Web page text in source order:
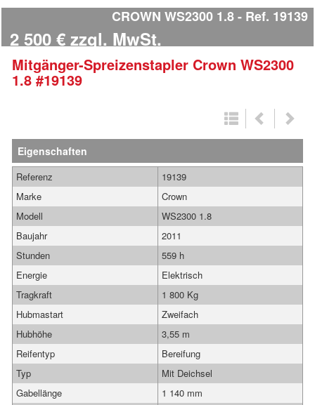
CROWN WS2300 1.8 Ref. 19139
2 500 € zzgl. MwSt.
Mitgänger-Spreizenstapler Crown WS2300
1.8#19139
Eigenschaften
Referenz
19139
Marke
Crown
Modell
WS2300 1.8
Baujahr
2011
Stunden
559 h
Energie
Elektrisch
Tragkraft
1 800 Kg
Hubmastart
Zweifach
Hubhöhe
3,55 m
Reifentyp
Bereifung
Typ
Mit Deichsel
Gabellänge
1 140 mm